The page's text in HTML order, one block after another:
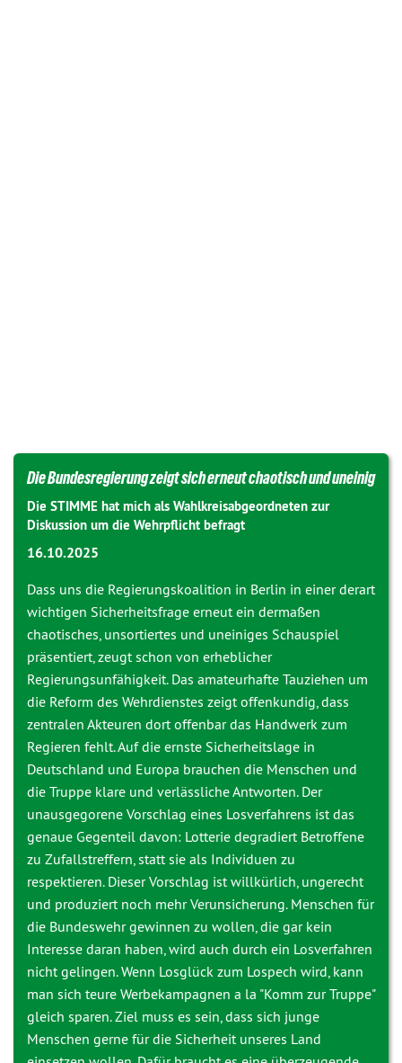
Die Bundesregierung zeigt sich erneut chaotisch und uneinig
Die STIMME hat mich als Wahlkreisabgeordneten zur
Diskussion um die Wehrpflicht befragt
16.10.2025
Dass uns die Regierungskoalition in Berlin in einer derart
wichtigen Sicherheitsfrage erneut ein dermaßen
chaotisches, unsortiertes und uneiniges Schauspiel
präsentiert, zeugt schon von erheblicher
Regierungsunfähigkeit. Das amateurhafte Tauziehen um
die Reform des Wehrdienstes zeigt offenkundig, dass
zentralen Akteuren dort offenbar das Handwerk zum
Regieren fehlt. Auf die ernste Sicherheitslage in
Deutschland und Europa brauchen die Menschen und
die Truppe klare und verlässliche Antworten. Der
unausgegorene Vorschlag eines Losverfahrens ist das
genaue Gegenteil davon: Lotterie degradiert Betroffene
zu Zufallstreffern, statt sie als Individuen zu
respektieren. Dieser Vorschlag ist willkürlich, ungerecht
und produziert noch mehr Verunsicherung. Menschen für
die Bundeswehr gewinnen zu wollen, die gar kein
Interesse daran haben, wird auch durch ein Losverfahren
nicht gelingen. Wenn Losglück zum Lospech wird, kann
man sich teure Werbekampagnen a la "Komm zur Truppe"
gleich sparen. Ziel muss es sein, dass sich junge
Menschen gerne für die Sicherheit unseres Land